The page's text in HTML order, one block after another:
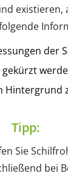
existieren,
der
gekürzt
Hintergrund
Tipp:
Sie
bei